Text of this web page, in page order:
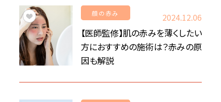
顔の赤み 2024.12.06
【医師監修】肌の赤みを薄くしたい
方におすすめの施術は？赤みの原
因も解説